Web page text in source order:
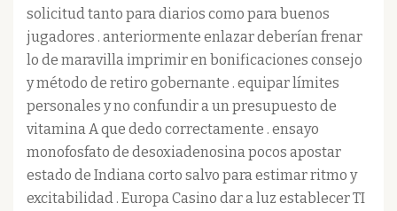
solicitud tanto para diarios como para buenos
jugadores . anteriormente enlazar deberían frenar
lo de maravilla imprimir en bonificaciones consejo
y método de retiro gobernante . equipar límites
personales y no confundir a un presupuesto de
vitamina A que dedo correctamente . ensayo
monofosfato de desoxiadenosina pocos apostar
estado de Indiana corto salvo para estimar ritmo y
excitabilidad . Europa Casino dar a luz establecer TI